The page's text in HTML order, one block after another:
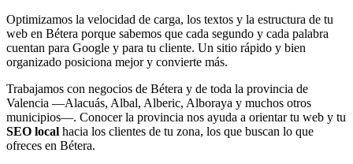
Optimizamos la velocidad de carga, los textos y la estructura de tu
web en Bétera porque sabemos que cada segundo y cada palabra
cuentan para Google y para tu cliente. Un sitio rápido y bien
organizado posiciona mejor y convierte más.
Trabajamos con negocios de Bétera y de toda la provincia de
Valencia —Alacuás, Albal, Alberic, Alboraya y muchos otros
municipios—. Conocer la provincia nos ayuda a orientar tu web y tu
SEO local hacia los clientes de tu zona, los que buscan lo que
ofreces en Bétera.